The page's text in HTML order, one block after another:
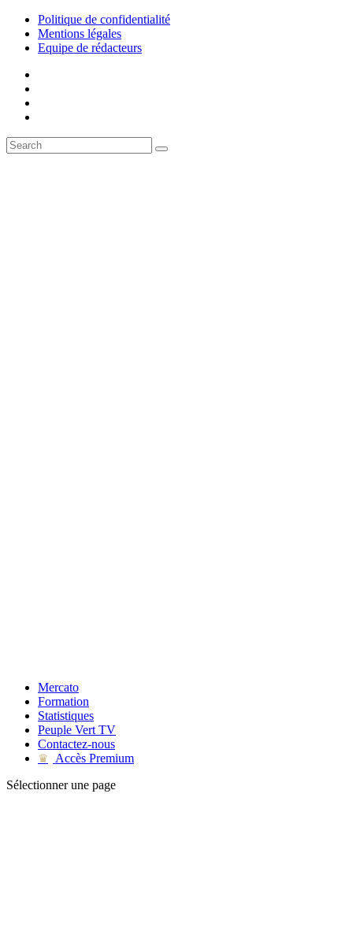
Politique de confidentialité
Mentions légales
Equipe de rédacteurs
Mercato
Formation
Statistiques
Peuple Vert TV
Contactez-nous
♛
Accès Premium
Sélectionner une page